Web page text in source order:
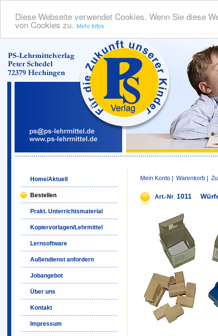
Diese Webseite verwendet Cookies. Wenn Sie diese
von Cookies zu. Mehr Infos
Home/Aktuell
Bestellen
Prakt. Unterrichtsmaterial
Kopiervorlagen/Lehrmittel
Lernsoftware
Außendienst anfordern
Jobangebot
Über uns
Kontakt
Impressum
Mein Konto Warenkorb
Art.-Nr. 1011